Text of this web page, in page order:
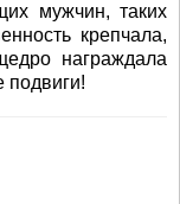
мужчин, таких
крепчала,
награждала
подвиги!